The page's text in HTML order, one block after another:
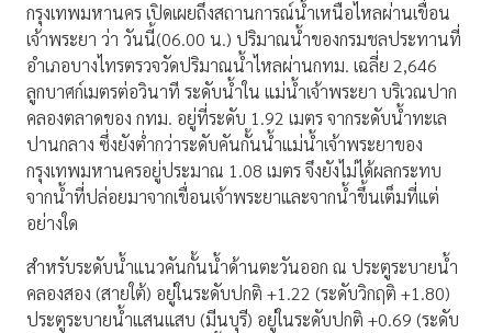
กรุงเทพมหานคร เปิดเผยถึงสถานการณ์น้ำเหนือไหลผ่านเขื่อน
เจ้าพระยา ว่า วันนี้(06.00 น.) ปริมาณน้ำของกรมชลประทานที่
อำเภอบางไทรตรวจวัดปริมาณน้ำไหลผ่านกทม. เฉลี่ย 2,646
ลูกบาศก์เมตรต่อวินาที ระดับน้ำใน แม่น้ำเจ้าพระยา บริเวณปาก
คลองตลาดของ กทม. อยู่ที่ระดับ 1.92 เมตร จากระดับน้ำทะเล
ปานกลาง ซึ่งยังต่ำกว่าระดับคันกั้นน้ำแม่น้ำเจ้าพระยาของ
กรุงเทพมหานครอยู่ประมาณ 1.08 เมตร จึงยังไม่ได้ผลกระทบ
จากน้ำที่ปล่อยมาจากเขื่อนเจ้าพระยาและจากน้ำขึ้นเต็มที่แต่
อย่างใด
สำหรับระดับน้ำแนวคันกั้นน้ำด้านตะวันออก ณ ประตูระบายน้ำ
คลองสอง (สายใต้) อยู่ในระดับปกติ +1.22 (ระดับวิกฤติ +1.80)
ประตูระบายน้ำแสนแสบ (มีนบุรี) อยู่ในระดับปกติ +0.69 (ระดับ